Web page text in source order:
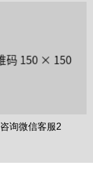
咨询微信客服2